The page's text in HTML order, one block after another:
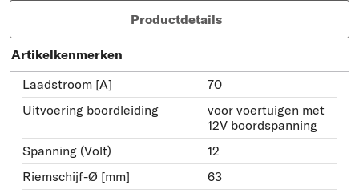
Productdetails
Artikelkenmerken
Laadstroom [A]
70
Uitvoering boordleiding
voor voertuigen met
12V boordspanning
Spanning (Volt)
12
Riemschijf-Ø [mm]
63